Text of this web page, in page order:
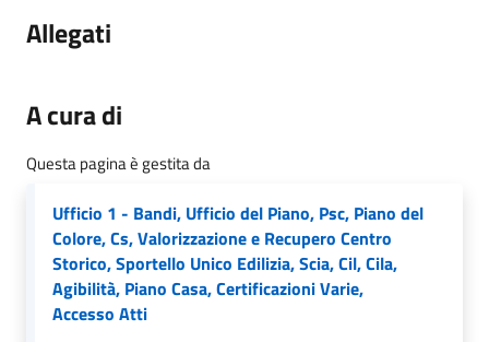
Allegati
A cura di
Questa pagina è gestita da
Ufficio 1 - Bandi, Ufficio del Piano, Psc, Piano del
Colore, Cs, Valorizzazione e Recupero Centro
Storico, Sportello Unico Edilizia, Scia, Cil, Cila,
Agibilità, Piano Casa, Certificazioni Varie,
Accesso Atti